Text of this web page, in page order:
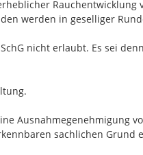
Rauchentwicklung
werden in geselliger
nicht erlaubt. Es sei
Ausnahmegenehmigung
sachlichen Grund